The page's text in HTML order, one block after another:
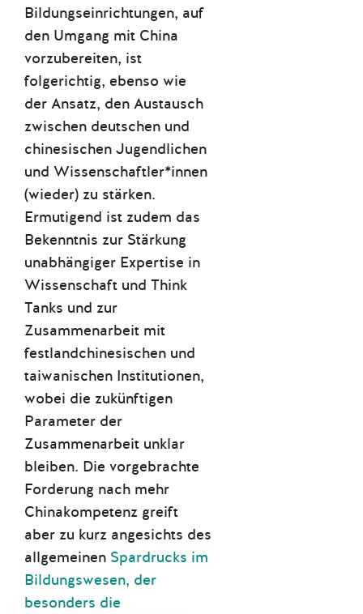
Bildungseinrichtungen, auf
den Umgang mit China
vorzubereiten, ist
folgerichtig, ebenso wie
der Ansatz, den Austausch
zwischen deutschen und
chinesischen Jugendlichen
und Wissenschaftler*innen
(wieder) zu stärken.
Ermutigend ist zudem das
Bekenntnis zur Stärkung
unabhängiger Expertise in
Wissenschaft und Think
Tanks und zur
Zusammenarbeit mit
festlandchinesischen und
taiwanischen Institutionen,
wobei die zukünftigen
Parameter der
Zusammenarbeit unklar
bleiben. Die vorgebrachte
Forderung nach mehr
Chinakompetenz greift
aber zu kurz angesichts des
allgemeinen Spardrucks im
Bildungswesen, der
besonders die